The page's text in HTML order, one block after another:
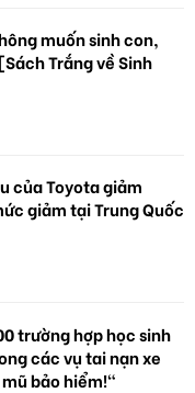
muốn sinh con,
Trắng về Sinh
của Toyota giảm
giảm tại Trung Quốc
trường hợp học sinh
các vụ tai nạn xe
bảo hiểm!"